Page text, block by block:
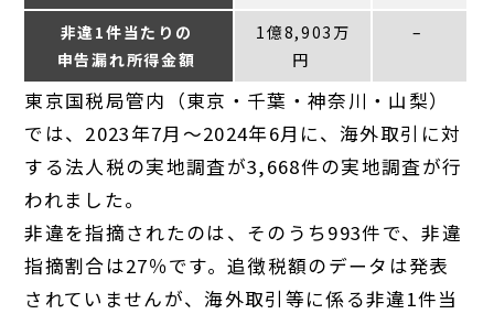
非違1件当たりの
申告漏れ所得金額
1億8,903万
円
–
東京国税局管内（東京・千葉・神奈川・山梨）
では、2023年7月～2024年6月に、海外取引に対
する法人税の実地調査が3,668件の実地調査が行
われました。
非違を指摘されたのは、そのうち993件で、非違
指摘割合は27％です。追徴税額のデータは発表
されていませんが、海外取引等に係る非違1件当